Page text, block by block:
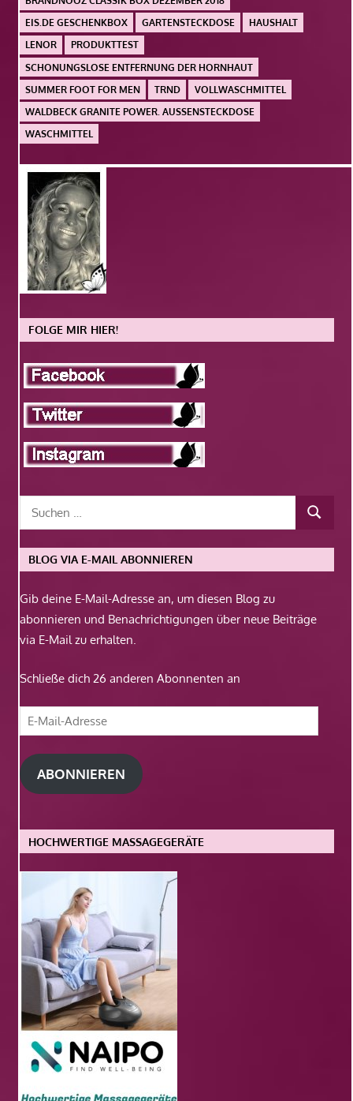
EIS.DE GESCHENKBOX
GARTENSTECKDOSE
HAUSHALT
LENOR
PRODUKTTEST
SCHONUNGSLOSE ENTFERNUNG DER HORNHAUT
SUMMER FOOT FOR MEN
TRND
VOLLWASCHMITTEL
WALDBECK GRANITE POWER. AUSSENSTECKDOSE
WASCHMITTEL
FOLGE MIR HIER!
BLOG VIA E-MAIL ABONNIEREN
Gib deine E-Mail-Adresse an, um diesen Blog zu
abonnieren und Benachrichtigungen über neue Beiträge
via E-Mail zu erhalten.
Schließe dich 26 anderen Abonnenten an
E-
Mail-
Adresse
ABONNIEREN
HOCHWERTIGE MASSAGEGERÄTE